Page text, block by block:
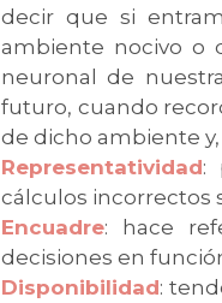
decir que si
ambiente nocivo o
neuronal de
futuro, cuando
de dicho ambiente
Representatividad:
cálculos incorrectos
Encuadre: hace
decisiones en
Disponibilidad: